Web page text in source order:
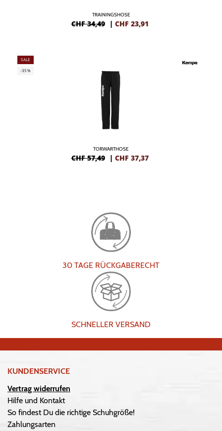
TRAININGSHOSE
CHF 34,49 | CHF 23,91
SALE
-35%
TORWARTHOSE
CHF 57,49 | CHF 37,37
30 TAGE RÜCKGABERECHT
SCHNELLER VERSAND
KUNDENSERVICE
Vertrag widerrufen
Hilfe und Kontakt
So findest Du die richtige Schuhgröße!
Zahlungsarten